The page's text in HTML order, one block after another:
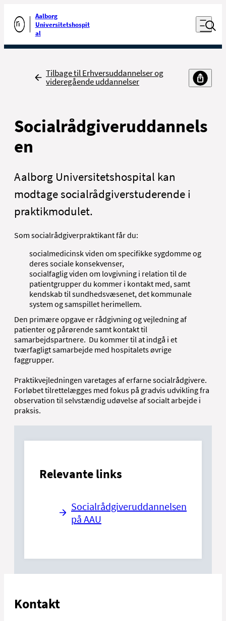
Gå til forsiden
Aalborg
Universitetshospit
al
Åben
Udfør søgning
Tilbage
Tilbage til Erhversuddannelser og
videregående uddannelser
Socialrådgiveruddannels
en
Aalborg Universitetshospital kan
modtage socialrådgiverstuderende i
praktikmodulet.
Som socialrådgiverpraktikant får du:
socialmedicinsk viden om specifikke sygdomme og
deres sociale konsekvenser,
socialfaglig viden om lovgivning i relation til de
patientgrupper du kommer i kontakt med, samt
kendskab til sundhedsvæsenet, det kommunale
system og samspillet herimellem.
Den primære opgave er rådgivning og vejledning af
patienter og pårørende samt kontakt til
samarbejdspartnere. Du kommer til at indgå i et
tværfagligt samarbejde med hospitalets øvrige
faggrupper.
Praktikvejledningen varetages af erfarne socialrådgivere.
Forløbet tilrettelægges med fokus på gradvis udvikling fra
observation til selvstændig udøvelse af socialt arbejde i
praksis.
Relevante links
Socialrådgiveruddannelsen
på AAU
Kontakt